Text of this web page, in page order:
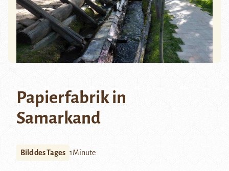
Papierfabrik in
Samarkand
Bild des Tages 1Minute